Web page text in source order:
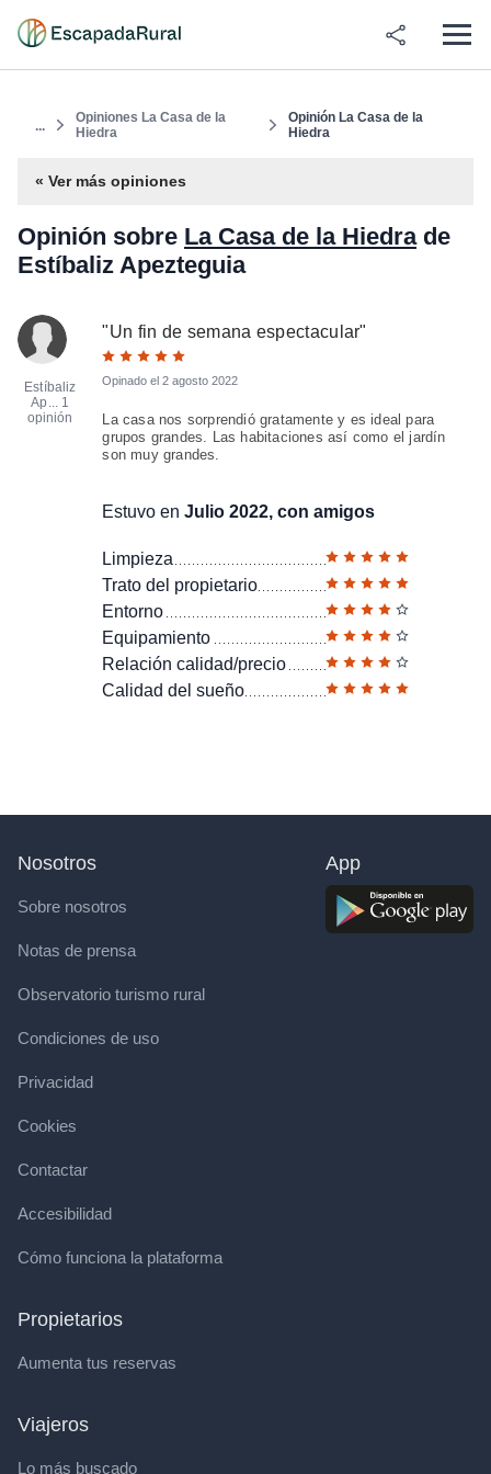
...
Opiniones La Casa de la
Hiedra
Opinión La Casa de la
Hiedra
« Ver más opiniones
Opinión sobre La Casa de la Hiedrade
Estíbaliz Apezteguia
Estíbaliz
Ap... 1
opinión
"Un fin de semana espectacular"
Opinado el2 agosto 2022
La casa nos sorprendió gratamente y es ideal para
grupos grandes. Las habitaciones así como el jardín
son muy grandes.
Estuvo enJulio 2022, con amigos
Limpieza
Trato del propietario
Entorno
Equipamiento
Relación calidad/precio
Calidad del sueño
Nosotros
Sobre nosotros
Notas de prensa
Observatorio turismo rural
Condiciones de uso
Privacidad
Cookies
Contactar
Accesibilidad
Cómo funciona la plataforma
Propietarios
Aumenta tus reservas
Viajeros
Lo más buscado
App